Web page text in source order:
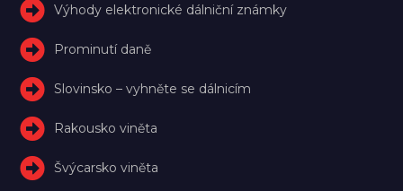
Výhody elektronické dálniční známky
Prominutí daně
Slovinsko – vyhněte se dálnicím
Rakousko viněta
Švýcarsko viněta